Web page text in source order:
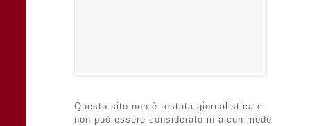
Questo sito non è testata giornalistica e
non può essere considerato in alcun modo